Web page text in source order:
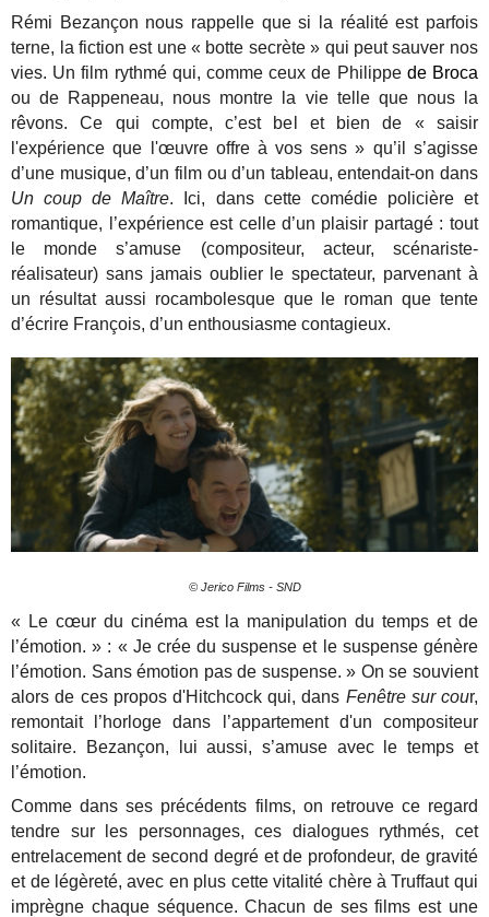
Rémi Bezançon nous rappelle que si la réalité est parfois
terne, la fiction est une « botte secrète » qui peut sauver nos
vies. Un film rythmé qui, comme ceux de Philippe de Broca
ou de Rappeneau, nous montre la vie telle que nous la
rêvons. Ce qui compte, c’est bel et bien de « saisir
l'expérience que l'œuvre offre à vos sens » qu’il s’agisse
d’une musique, d’un film ou d’un tableau, entendait-on dans
Un coup de Maître. Ici, dans cette comédie policière et
romantique, l’expérience est celle d’un plaisir partagé : tout
le monde s’amuse (compositeur, acteur, scénariste-
réalisateur) sans jamais oublier le spectateur, parvenant à
un résultat aussi rocambolesque que le roman que tente
d’écrire François, d’un enthousiasme contagieux.
© Jerico Films - SND
« Le cœur du cinéma est la manipulation du temps et de
l’émotion. » : « Je crée du suspense et le suspense génère
l’émotion. Sans émotion pas de suspense. » On se souvient
alors de ces propos d'Hitchcock qui, dans Fenêtre sur cour,
remontait l’horloge dans l’appartement d'un compositeur
solitaire. Bezançon, lui aussi, s’amuse avec le temps et
l’émotion.
Comme dans ses précédents films, on retrouve ce regard
tendre sur les personnages, ces dialogues rythmés, cet
entrelacement de second degré et de profondeur, de gravité
et de légèreté, avec en plus cette vitalité chère à Truffaut qui
imprègne chaque séquence. Chacun de ses films est une